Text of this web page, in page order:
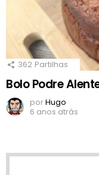
362 Partilhas
Bolo Podre
porHugo
6 anos atrás